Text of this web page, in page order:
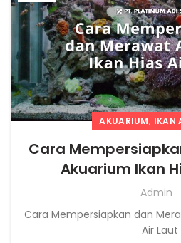
AKUARIUM, IKAN
Cara
Akuarium Ikan
Admin
Cara Mempersiapkan dan
Air Laut